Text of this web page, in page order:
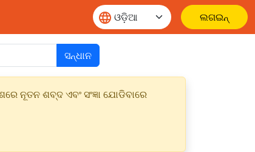
ଲଗଇନ୍
ସନ୍ଧାନ
ନୂତନ ଶବ୍ଦ ଏବଂ ସଂଜ୍ଞା ଯୋଡିବାରେ